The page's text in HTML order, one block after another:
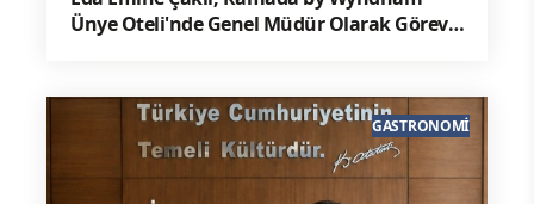
Ünye Oteli'nde Genel Müdür Olarak Göreve
GASTRONOMI